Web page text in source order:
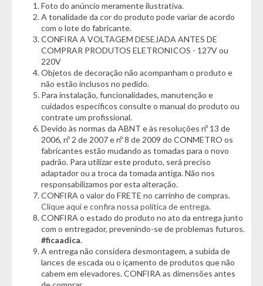
Características do Produto:
- Alarme Antifurto
- Faróis em led
- Freio dianteiro a disco
- Freio Traseiro a tambor
- Seta de Sinalização
- 03 Assentos
- Suporte para celular com USB
- Acionamento por NFC
- Painel Digital
- Marcha a Ré
- Baú Traseiro com chave
- Aro 8"
- Pedal de Freio
- Suporta até 150Kg
- Bateria com autonomia de até 45Km (dependendo do peso
do condutor e o releto do percurso)
- Velocidade de até 32Km/h
Garantia do Fornecedor: 3 meses.
danificado/quebrado, o prazo para solicitar a troca é de até 7
dias corridos após a data da entrega)
Foto do anúncio meramente ilustrativa.
A tonalidade da cor do produto pode variar de acordo
com o lote do fabricante.
CONFIRA A VOLTAGEM DESEJADA ANTES DE
COMPRAR PRODUTOS ELETRONICOS - 127V ou
220V
Objetos de decoração não acompanham o produto e
não estão inclusos no pedido.
Para instalação, funcionalidades, manutenção e
cuidados específicos consulte o manual do produto ou
contrate um profissional.
Devido às normas da ABNT e às resoluções nº 13 de
2006, nº 2 de 2007 e nº 8 de 2009 do CONMETRO os
fabricantes estão mudando as tomadas para o novo
padrão. Para utilizar este produto, será preciso
adaptador ou a troca da tomada antiga. Não nos
responsabilizamos por esta alteração.
CONFIRA o valor do FRETE no carrinho de compras.
Clique aqui e confira nossa política de entrega.
CONFIRA o estado do produto no ato da entrega junto
com o entregador, prevenindo-se de problemas futuros.
#ficaadica.
A entrega não considera desmontagem, a subida de
lances de escada ou o içamento de produtos que não
cabem em elevadores. CONFIRA as dimensões antes